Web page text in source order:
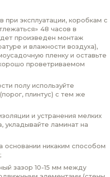
эксплуатации, коробкам с
48 часов в
произведен монтаж
и влажности воздуха),
пленку и оставьте
проветриваемом
полу используйте
плинтус) с тем же
и устранения мелких
укладывайте ламинат на
основании никаким способом
зазор 10-15 мм между